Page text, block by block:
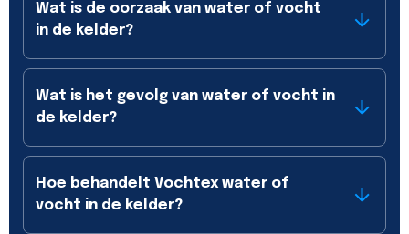
Wat is de oorzaak van water of vocht
in de kelder?
Wat is het gevolg van water of vocht in
de kelder?
Hoe behandelt Vochtex water of
vocht in de kelder?